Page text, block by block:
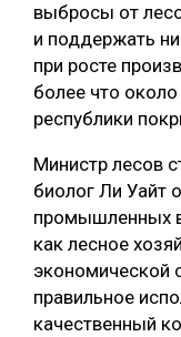
выбросы от
и поддержать
при росте
более что
республики
Министр лесов
биолог Ли Уайт
промышленных
как лесное
экономической
правильное
качественный